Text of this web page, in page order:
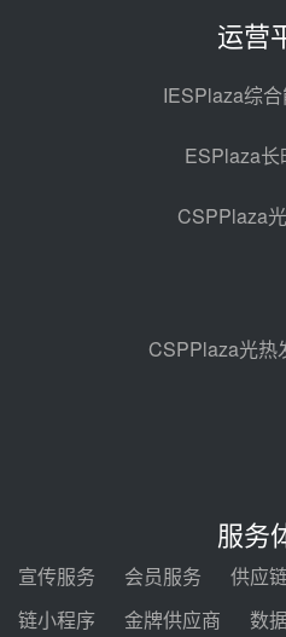
光热示
亚核阀
热发电
止阀、熔
08-05
包项目
08-05
电机组
采购合同
迪尔化
运营
IESPlaza综
ESPlaza长
CSPPlaza
CSPPlaza光热
服务
宣传服务 会员服务 供应
链小程序
金牌供应商 数